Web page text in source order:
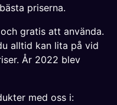
priserna.
gratis att använda.
alltid kan lita på vid
År 2022 blev
med oss i: